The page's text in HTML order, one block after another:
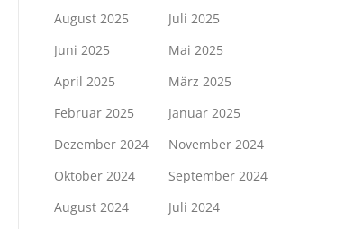
August 2025
Juli 2025
Juni 2025
Mai 2025
April 2025
März 2025
Februar 2025
Januar 2025
Dezember 2024
November 2024
Oktober 2024
September 2024
August 2024
Juli 2024